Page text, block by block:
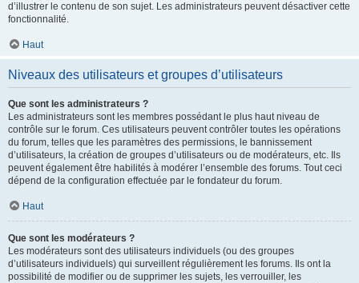
d’illustrer le contenu de son sujet. Les administrateurs peuvent désactiver cette
fonctionnalité.
Haut
Niveaux des utilisateurs et groupes d’utilisateurs
Que sont les administrateurs ?
Les administrateurs sont les membres possédant le plus haut niveau de
contrôle sur le forum. Ces utilisateurs peuvent contrôler toutes les opérations
du forum, telles que les paramètres des permissions, le bannissement
d’utilisateurs, la création de groupes d’utilisateurs ou de modérateurs, etc. Ils
peuvent également être habilités à modérer l’ensemble des forums. Tout ceci
dépend de la configuration effectuée par le fondateur du forum.
Haut
Que sont les modérateurs ?
Les modérateurs sont des utilisateurs individuels (ou des groupes
d’utilisateurs individuels) qui surveillent régulièrement les forums. Ils ont la
possibilité de modifier ou de supprimer les sujets, les verrouiller, les